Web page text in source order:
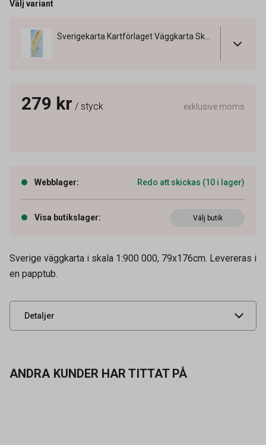
Välj variant
Sverigekarta Kartförlaget Väggkarta Skala 1:900 000 79x176cm
279 kr / styck exklusive moms
Webblager: Redo att skickas (10 i lager)
Visa butikslager: Välj butik
Sverige väggkarta i skala 1:900 000, 79x176cm. Levereras i
en papptub.
Detaljer
Artikelnummer 12280031
Leverantörens
UNSPSC 55101501
ANDRA KUNDER HAR TITTAT PÅ